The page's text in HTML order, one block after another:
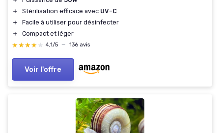
＋
Stérilisation efficace avec UV-C
＋
Facile à utiliser pour désinfecter
＋
Compact et léger
★★★★★
★★★★★ 4,1/5 — 136 avis
Voir l'offre